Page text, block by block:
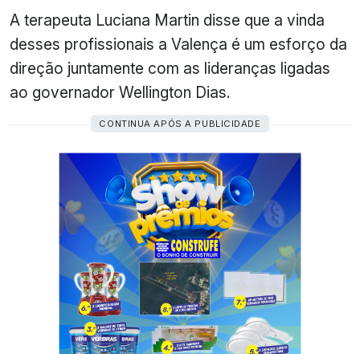
A terapeuta Luciana Martin disse que a vinda
desses profissionais a Valença é um esforço da
direção juntamente com as lideranças ligadas
ao governador Wellington Dias.
CONTINUA APÓS A PUBLICIDADE